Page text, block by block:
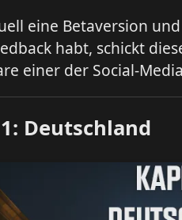
eine Betaversion
habt, schickt
einer der Social-
Deutschland